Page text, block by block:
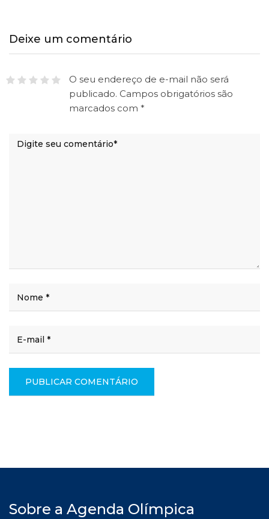
Deixe um comentário
O seu endereço de e-mail não será
publicado. Campos obrigatórios são
marcados com *
Sobre a Agenda Olímpica